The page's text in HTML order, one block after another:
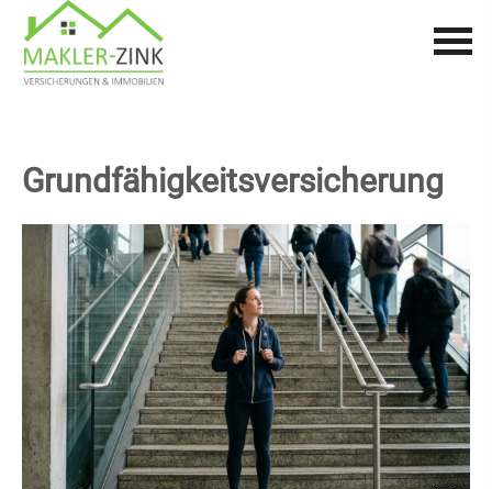
Grundfähigkeitsversicherung